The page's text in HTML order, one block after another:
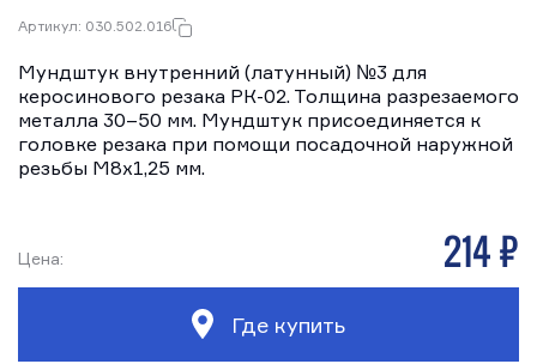
Артикул: 030.502.016
Мундштук внутренний (латунный) №3 для
керосинового резака РК-02. Толщина разрезаемого
металла 30–50 мм. Мундштук присоединяется к
головке резака при помощи посадочной наружной
резьбы М8х1,25 мм.
Цена: 214 р
Где купить